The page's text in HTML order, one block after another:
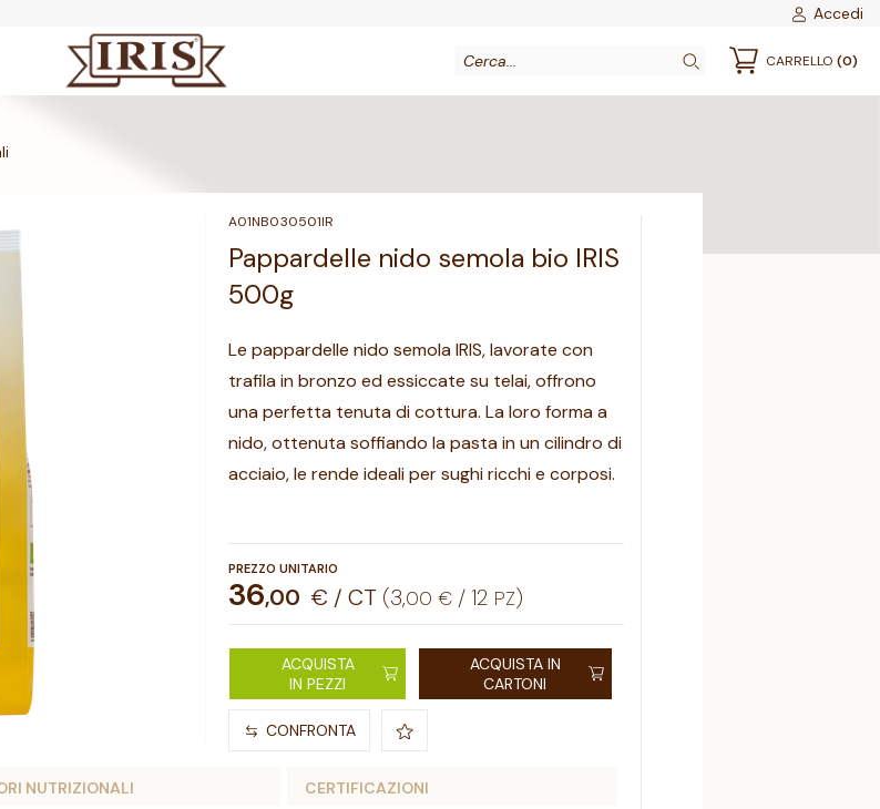
Accedi
CARRELLO (0)
A01NB030501IR
Pappardelle nido semola bio IRIS
500g
Le pappardelle nido semola IRIS, lavorate con
trafila in bronzo ed essiccate su telai, offrono
una perfetta tenuta di cottura. La loro forma a
nido, ottenuta soffiando la pasta in un cilindro di
acciaio, le rende ideali per sughi ricchi e corposi.
PREZZO UNITARIO
36,00 € / CT (3,00 €/12 PZ)
ACQUISTA
IN PEZZI
ACQUISTA IN
CARTONI
CONFRONTA
NUTRIZIONALI CERTIFICAZIONI